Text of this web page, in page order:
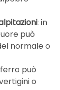
: in
può
normale o
può
o